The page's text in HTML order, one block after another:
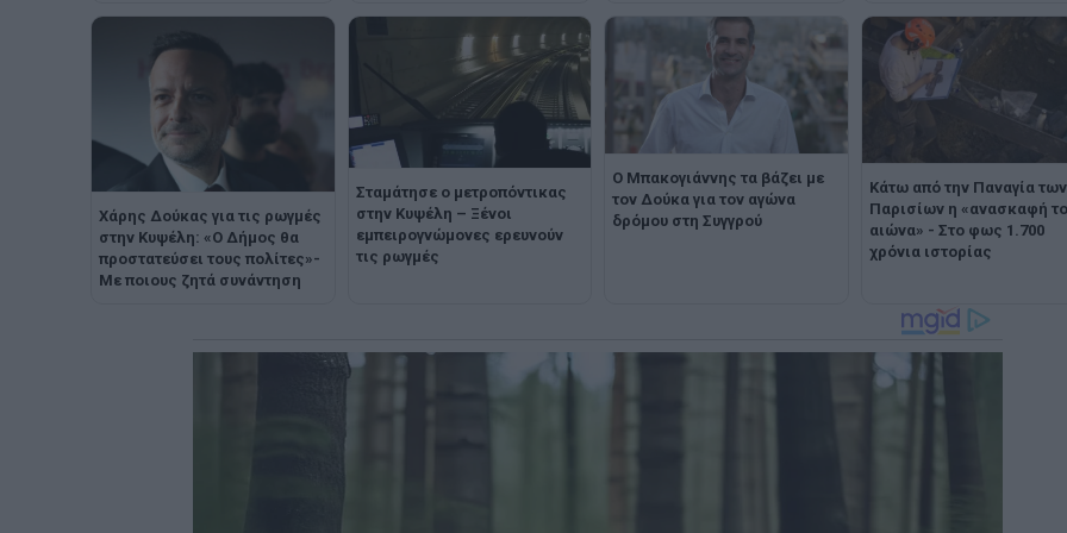
Χάρης Δούκας για τις ρωγμές
στην Κυψέλη: «Ο Δήμος θα
προστατεύσει τους πολίτες»-
Με ποιους ζητά συνάντηση
Σταμάτησε ο μετροπόντικας
στην Κυψέλη – Ξένοι
εμπειρογνώμονες ερευνούν
τις ρωγμές
Ο Μπακογιάννης τα βάζει με
τον Δούκα για τον αγώνα
δρόμου στη Συγγρού
Κάτω από την Παναγία των
Παρισίων η «ανασκαφή
αιώνα» - Στο φως 1.700
χρόνια ιστορίας